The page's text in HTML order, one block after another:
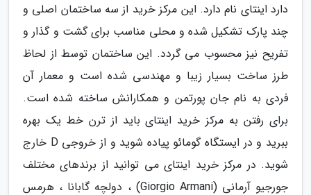
دارد اینتای نام دارد. این مرکز خرید از سه ساختمان اصلی و
چند پارک تشکیل شده و محلی مناسب برای گشت و گذار و
تفریح نیز محسوب می گردد. این ساختمان توسط از لحاظ
طرز ساخت بسیار زیبا و مهندسی شده است و معمار آن
فردی به نام جان پورتمن و همکارانش ساخته شده است.
برای رفتن به مرکز خرید اینتای باید از ترن خط یک بهره
ببرید و در ایستگاه گومائو پیاده شوید و از خروجی D خارج
شوید. در مرکز خرید اینتای می توانید از برندهای مختلف
جورجیو آرمانی (Giorgio Armani) ، دولچه گابانا ، هرمس